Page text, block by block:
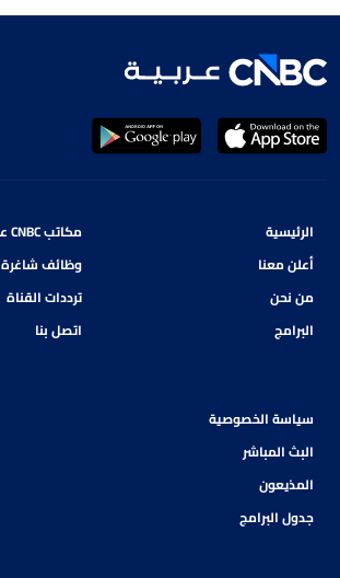
الرئيسية
أعلن معنا
من نحن
البرامج
مكاتب CNBC عربية
وظائف شاغرة
ترددات القناة
اتصل بنا
سياسة الخصوصية
البث المباشر
المذيعون
جدول البرامج